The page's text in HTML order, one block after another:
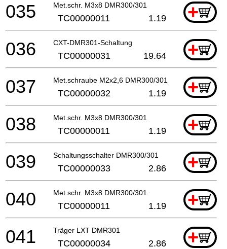
Met.schr. M3x8 DMR300/301 +
035 TC00000011 1.19
CXT-DMR301-Schaltung +
036 TC00000031 19.64
Met.schraube M2x2,6 DMR300/301 +
037 TC00000032 1.19
Met.schr. M3x8 DMR300/301 +
038 TC00000011 1.19
Schaltungsschalter DMR300/301 +
039 TC00000033 2.86
Met.schr. M3x8 DMR300/301 +
040 TC00000011 1.19
Träger LXT DMR301 +
041 TC00000034 2.86